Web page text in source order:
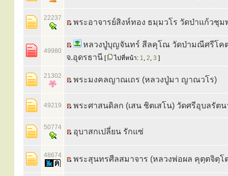
22237 พระอาจารย์สิงห์ทอง ธมฺมวโร วัดป่าแก้วชุม
49980
หลวงปู่บุญจันทร์ สีลคุโณ วัดป่ามณีศรีโค
จ.อุดรธานี [ ไปที่หน้า: 1, 2, 3 ]
21302 พระมงคลญาณเถร (หลวงปู่มา ญาณวโร)
49219 พระศาสนดิลก (เสน ชิตเสโน) วัดศรีอุบลรัต
50774 อุบาสกเปลี่ยน รักแซ่
48674 พระสุนทรศีลสมาจาร (หลวงพ่อผล คุตฺตจิตฺโ